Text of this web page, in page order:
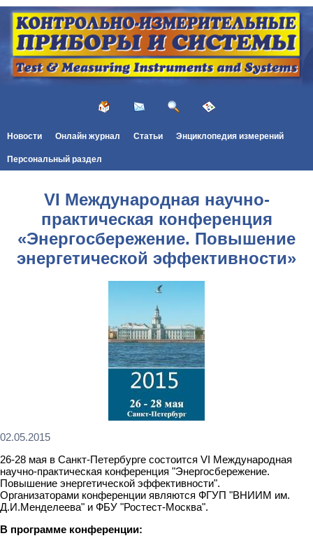
Новости Онлайн журнал Статьи Энциклопедия измерений
Персональный раздел
VI Международная научно-
практическая конференция
«Энергосбережение. Повышение
энергетической эффективности»
02.05.2015
26-28 мая в Санкт-Петербурге состоится VI Международная
научно-практическая конференция "Энергосбережение.
Повышение энергетической эффективности".
Организаторами конференции являются ФГУП "ВНИИМ им.
Д.И.Менделеева" и ФБУ "Ростест-Москва".
В программе конференции: